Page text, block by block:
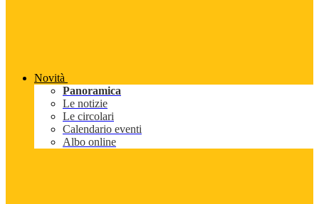
Novità
Panoramica
Le notizie
Le circolari
Calendario eventi
Albo online